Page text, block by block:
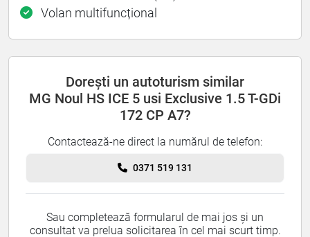
Volan multifuncțional
Dorești un autoturism similar
MG Noul HS ICE 5 usi Exclusive 1.5 T-GDi
172 CP A7?
Contactează-ne direct la numărul de telefon:
0371 519 131
Sau completează formularul de mai jos și un
consultat va prelua solicitarea în cel mai scurt timp.